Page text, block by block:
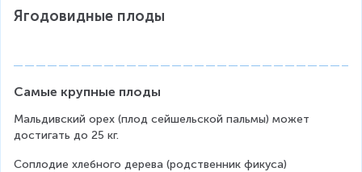
Ягодовидные плоды
Самые крупные плоды
Мальдивский орех (плод сейшельской пальмы) может
достигать до 25 кг.
Соплодие хлебного дерева (родственник фикуса)